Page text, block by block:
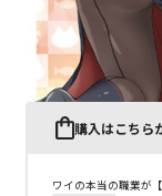
購入はこちら
ワイの本当の職業が